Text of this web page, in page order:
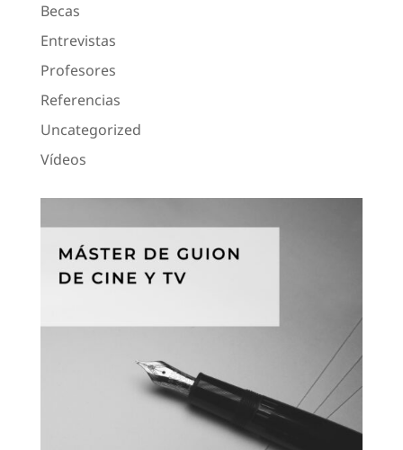
Becas
Entrevistas
Profesores
Referencias
Uncategorized
Vídeos